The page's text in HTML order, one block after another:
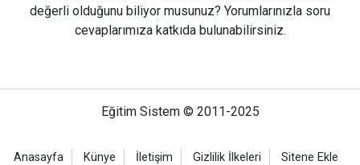
değerli olduğunu biliyor musunuz? Yorumlarınızla soru
cevaplarımıza katkıda bulunabilirsiniz.
Eğitim Sistem © 2011-2025
Anasayfa Künye İletişim Gizlilik İlkeleri Sitene Ekle